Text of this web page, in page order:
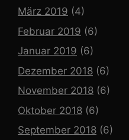
März 2019 (4)
Februar 2019 (6)
Januar 2019 (6)
Dezember 2018 (6)
November 2018 (6)
Oktober 2018 (6)
September 2018 (6)